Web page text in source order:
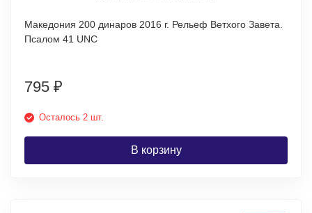
Македония 200 динаров 2016 г. Рельеф Ветхого Завета.
Псалом 41 UNC
795 ₽
Осталось 2 шт.
В корзину